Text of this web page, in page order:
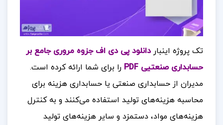
تک پروژه اینبار دانلود پی دی اف جزوه مروری جامع بر
حسابداری صنعتیی PDF
را برای شما ارائه کرده است.
مدیران از حسابداری صنعتی یا حسابداری هزینه برای
محاسبه هزینه‌های تولید استفاده می‌کنند و به کنترل
هزینه‌های مواد، دستمزد و سایر هزینه‌های تولید